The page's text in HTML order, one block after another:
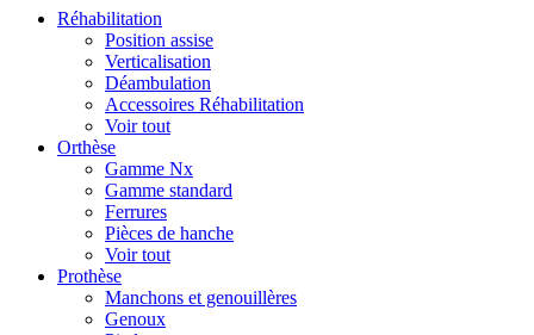
Réhabilitation
Position assise
Verticalisation
Déambulation
Accessoires Réhabilitation
Voir tout
Orthèse
Gamme Nx
Gamme standard
Ferrures
Pièces de hanche
Voir tout
Prothèse
Manchons et genouillères
Genoux